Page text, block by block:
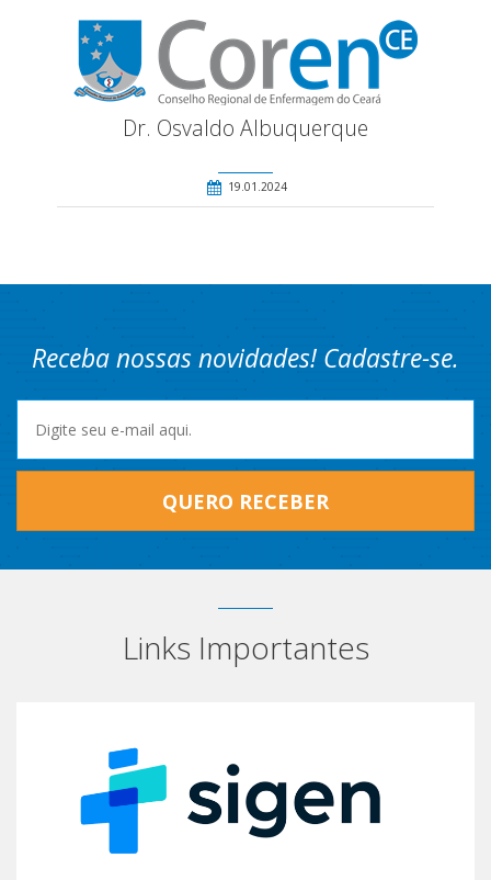
Dr. Osvaldo Albuquerque
19.01.2024
Receba nossas novidades! Cadastre-se.
QUERO RECEBER
Links Importantes